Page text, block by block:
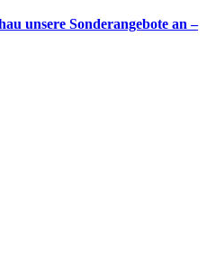
unsere Sonderangebote an –